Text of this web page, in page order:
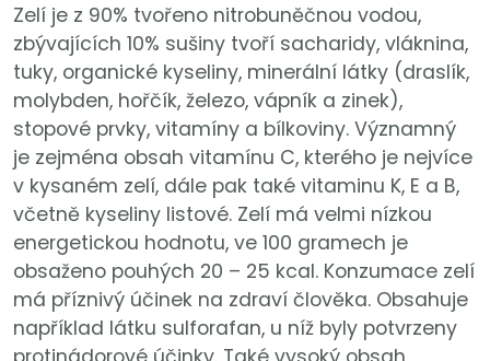
Zelí je z 90% tvořeno nitrobuněčnou vodou,
zbývajících 10% sušiny tvoří sacharidy, vláknina,
tuky, organické kyseliny, minerální látky (draslík,
molybden, hořčík, železo, vápník a zinek),
stopové prvky, vitamíny a bílkoviny. Významný
je zejména obsah vitamínu C, kterého je nejvíce
v kysaném zelí, dále pak také vitaminu K, E a B,
včetně kyseliny listové. Zelí má velmi nízkou
energetickou hodnotu, ve 100 gramech je
obsaženo pouhých 20 – 25 kcal. Konzumace zelí
má příznivý účinek na zdraví člověka. Obsahuje
například látku sulforafan, u níž byly potvrzeny